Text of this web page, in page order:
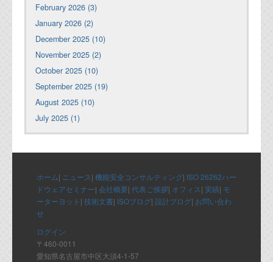
February 2026 (3)
January 2026 (2)
December 2025 (10)
November 2025 (2)
October 2025 (10)
September 2025 (19)
August 2025 (10)
July 2025 (1)
ホーム| ニュース| 機能安全コンサルティング| ISO 26262ハー
ドウェアセミナー| 会社概要| 代表ご挨拶| オフィス| 実績| モ
ーターヨット | 技術文書| ISOブログ| 設計ブログ| お問い合わ
せ
ログイン
〒460-0011
愛知県名古屋市中区大須4-1-57